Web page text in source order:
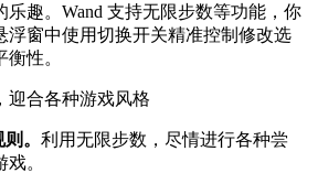
趣。Wand 支持无限步数等功能，你
浮窗中使用切换开关精准控制修改选
性。
迎合各种游戏风格
。 利用无限步数，尽情进行各种尝
。